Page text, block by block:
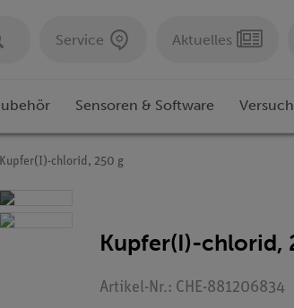
Service Aktuelles
Sensoren & Software
Kupfer(I)-chlorid, 250 g
Kupfer(I)-chlorid,
Artikel-Nr.: CHE-881206834